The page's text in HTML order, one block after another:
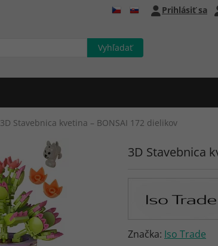
Prihlásiť sa
3D Stavebnica kvetina – BONSAI 172 dielikov
3D Stavebnica
Značka: Iso Trade